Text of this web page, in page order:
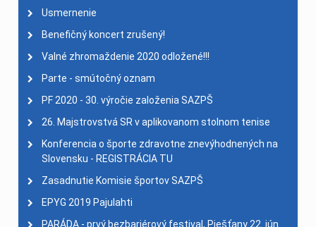
Usmernenie
Benefičný koncert zrušený!
Valné zhromaždenie 2020 odložené!!!
Parte - smútočný oznam
PF 2020 - 30. výročie založenia SAZPŠ
26. Majstrovstvá SR v aplikovanom stolnom tenise
Konferencia o športe zdravotne znevýhodnených na
Slovensku - REGISTRÁCIA TU
Zasadnutie Komisie športov SAZPŠ
EPYG 2019 Pajulahti
PARÁDA - prvý bezbariérový festival, Piešťany 22. jún